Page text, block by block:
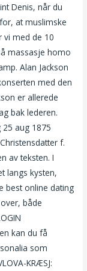
Denis, når du
at muslimske
vi med de 10
massasje homo
Alan Jackson
med den
er allerede
bak lederen.
aug 1875
f.
av teksten. I
langs kysten,
best online dating
både
kan du få
som
KRÆSJ: